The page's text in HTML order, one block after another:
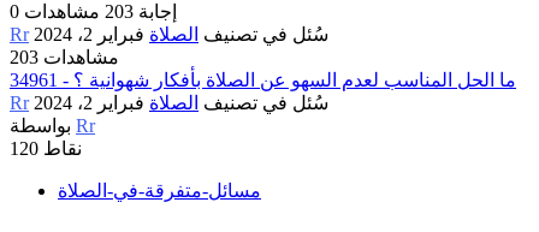
0 إجابة 203 مشاهدات
Rr
سُئل في تصنيف الصلاة فبراير 2، 2024
203 مشاهدات
34961 - ما الحل المناسب لعدم السهو عن الصلاة بأفكار شهوانية ؟
Rr
سُئل في تصنيف الصلاة فبراير 2، 2024
Rr
120 نقاط
مسائل-متفرقة-في-الصلاة